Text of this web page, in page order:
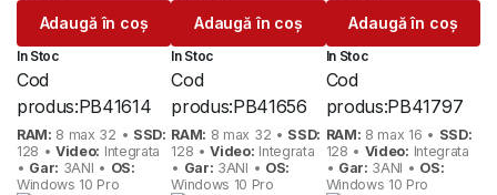
Prețul
inițial
a
fost:
633 lei.
Prețul
curent
este:
555 lei.
Adaugă în coș
In Stoc
Cod
produs:PB41614
RAM: 8 max 32 • SSD:
128 •Video: Integrata
• Gar: 3ANI • OS:
Windows 10 Pro
Prețul
inițial
a
fost:
739 lei.
Prețul
curent
este:
565 lei.
Adaugă în coș
In Stoc
Cod
produs:PB41656
RAM: 8 max 32 • SSD:
128 •Video: Integrata
• Gar: 3ANI • OS:
Windows 10 Pro
Prețul
inițial
a
fost:
482 lei.
Prețul
curent
este:
409 lei.
Adaugă în coș
In Stoc
Cod
produs:PB41797
RAM: 8 max 16 • SSD:
128 • Video: Integrata
• Gar: 3ANI • OS:
Windows 10 Pro